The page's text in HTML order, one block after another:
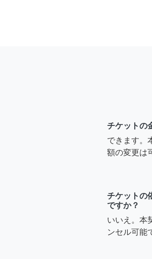
チケットの
できます。
額の変更は
チケットの
ですか？
いいえ。本
ンセル可能